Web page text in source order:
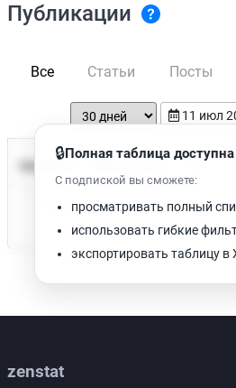
Публикации
Все Статьи Посты
11 июл
Время
Нет доступных публикаций.
🔒Полная таблица
С подпиской вы сможете:
просматривать полный
использовать гибкие
экспортировать таблицу в
zenstat